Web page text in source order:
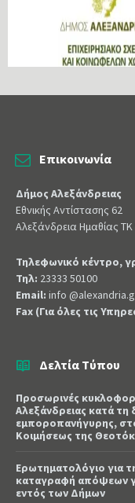
Επικοινωνία
Δήμος Αλεξάνδρειας
Εθνικής Αντίστασης 62
Αλεξάνδρεια Ημαθίας ΤΚ
Τηλεφωνικό κέντρο,
Τηλ: 23333 50100
Email: info
Fax (Για όλες τις
Δελτία Τύπου
Προσωρινές
Αλεξάνδρειας κατά τη
εμποροπανήγυρης,
Κοιμήσεως της
Ερωτηματολόγιο για
καταγραφή απόψεων
εντός των Δήμων